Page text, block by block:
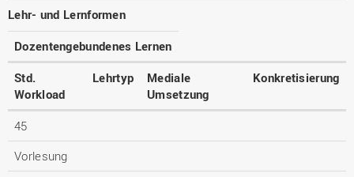
Lehr- und Lernformen
Dozentengebundenes Lernen
Std.
Workload
Lehrtyp
Mediale
Umsetzung
Konkretisierung
45
Vorlesung